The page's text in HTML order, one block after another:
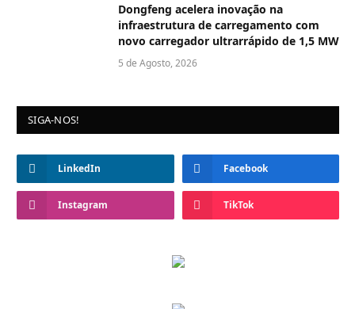
Dongfeng acelera inovação na
infraestrutura de carregamento com
novo carregador ultrarrápido de 1,5 MW
5 de Agosto, 2026
SIGA-NOS!
LinkedIn Facebook
Instagram TikTok